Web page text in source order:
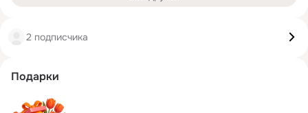
2 подписчика
Подарки